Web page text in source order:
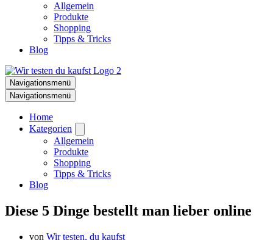
Allgemein
Produkte
Shopping
Tipps & Tricks
Blog
Navigationsmenü
Navigationsmenü
Home
Kategorien
Allgemein
Produkte
Shopping
Tipps & Tricks
Blog
Diese 5 Dinge bestellt man lieber online
von Wir testen, du kaufst